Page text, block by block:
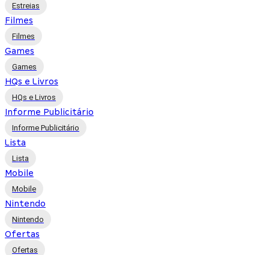
Estreias
Filmes
Filmes
Games
Games
HQs e Livros
HQs e Livros
Informe Publicitário
Informe Publicitário
Lista
Lista
Mobile
Mobile
Nintendo
Nintendo
Ofertas
Ofertas